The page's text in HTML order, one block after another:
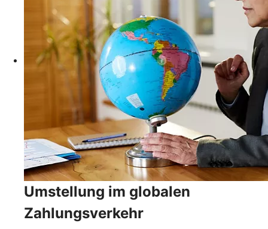
Umstellung im globalen
Zahlungsverkehr